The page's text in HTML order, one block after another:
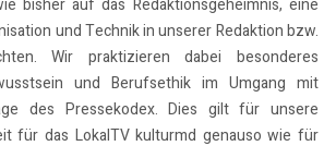
bisher auf das Redaktionsgeheimnis, eine
und Technik in unserer Redaktion bzw.
Wir praktizieren dabei besonderes
und Berufsethik im Umgang mit
des Pressekodex. Dies gilt für unsere
für das LokalTV kulturmd genauso wie für